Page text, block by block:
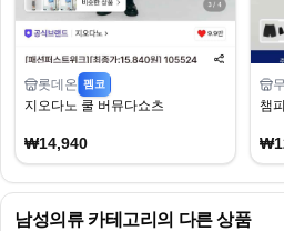
롯데온 펨코
지오다노 쿨 버뮤다쇼츠
₩14,940
챔
남성의류카테고리의 다른 상품